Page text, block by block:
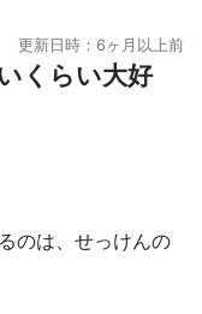
更新日時：6ヶ月以上前
くらい大好
のは、せっけんの